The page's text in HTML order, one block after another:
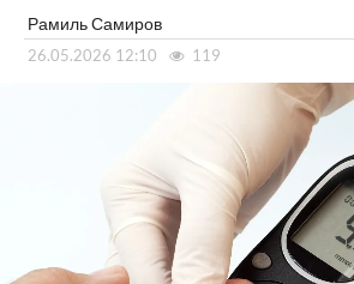
Рамиль Самиров
26.05.2026 12:10 119